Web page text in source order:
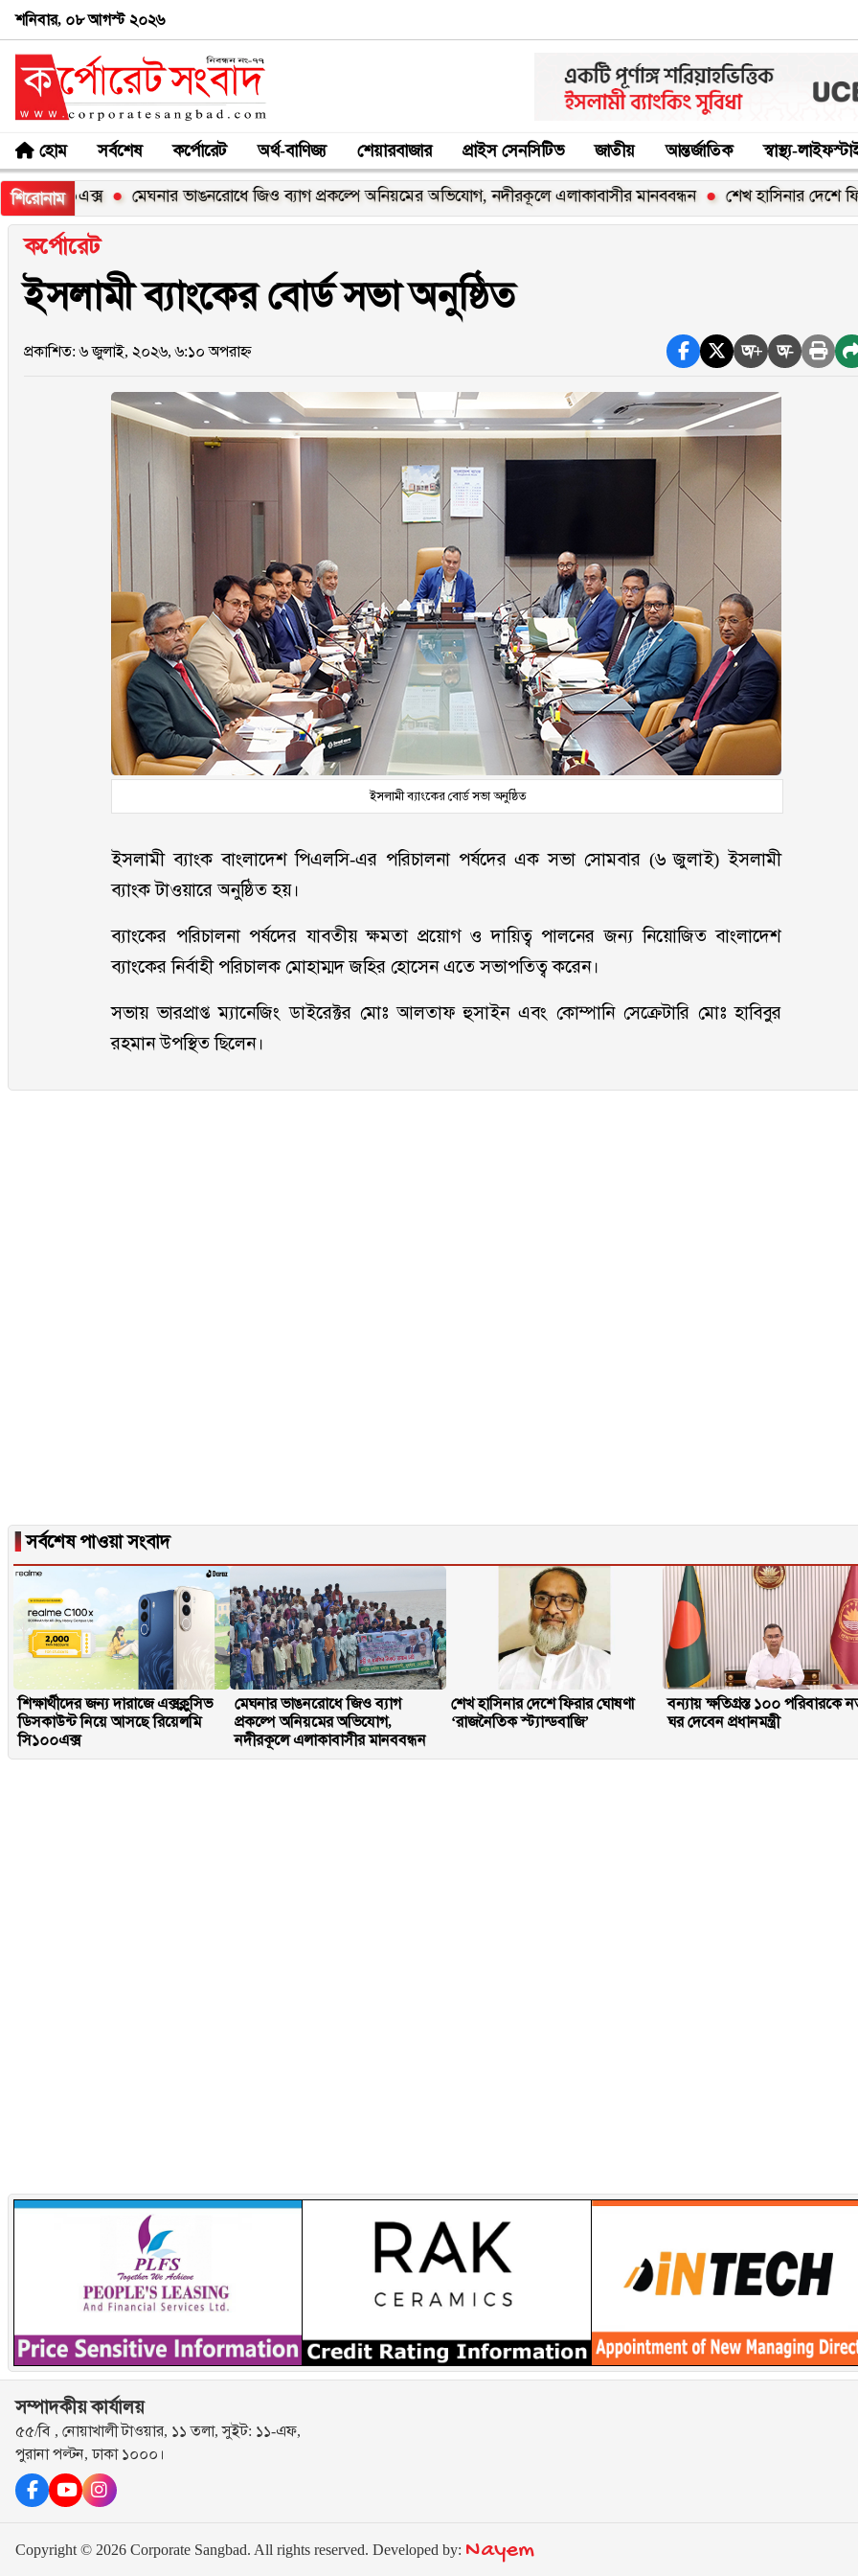
শনিবার, ০৮ আগস্ট ২০২৬
হোম সর্বশেষ কর্পোরেট অর্থ-বাণিজ্য শেয়ারবাজার প্রাইস সেনসিটিভ জাতীয় আন্তর্জাতিক স্বাস্থ্য-
শিরোনাম মেঘনার ভাঙনরোধে জিও ব্যাগ প্রকল্পে অনিয়মের অভিযোগ, নদীরকূলে এলাকাবাসীর মানববন্ধন শেখ হাসিনার দেশে ফিরার
কর্পোরেট
ইসলামী ব্যাংকের বোর্ড সভা অনুষ্ঠিত
প্রকাশিত: ৬ জুলাই, ২০২৬, ৬:১০ অপরাহ্ন অ+ অ-
ইসলামী ব্যাংকের বোর্ড সভা অনুষ্ঠিত
ইসলামী ব্যাংক বাংলাদেশ পিএলসি-এর পরিচালনা পর্ষদের এক সভা সোমবার (৬ জুলাই) ইসলামী
ব্যাংক টাওয়ারে অনুষ্ঠিত হয়।
ব্যাংকের পরিচালনা পর্ষদের যাবতীয় ক্ষমতা প্রয়োগ ও দায়িত্ব পালনের জন্য নিয়োজিত বাংলাদেশ
ব্যাংকের নির্বাহী পরিচালক মোহাম্মদ জহির হোসেন এতে সভাপতিত্ব করেন।
সভায় ভারপ্রাপ্ত ম্যানেজিং ডাইরেক্টর মোঃ আলতাফ হুসাইন এবং কোম্পানি সেক্রেটারি মোঃ হাবিবুর
রহমান উপস্থিত ছিলেন।
▐সর্বশেষ পাওয়া সংবাদ
শিক্ষার্থীদের জন্য দারাজে এক্সক্লুসিভ
ডিসকাউন্ট নিয়ে আসছে রিয়েলমি
সি১০০এক্স
মেঘনার ভাঙনরোধে জিও ব্যাগ
প্রকল্পে অনিয়মের অভিযোগ,
নদীরকূলে এলাকাবাসীর মানববন্ধন
শেখ হাসিনার দেশে ফিরার ঘোষণা
‘রাজনৈতিক স্ট্যান্ডবাজি’
বন্যায় ক্ষতিগ্রস্ত ১০০ পরিবারকে
ঘর দেবেন প্রধানমন্ত্রী
সম্পাদকীয় কার্যালয়
৫৫/বি , নোয়াখালী টাওয়ার, ১১ তলা, সুইট: ১১-এফ,
পুরানা পল্টন, ঢাকা ১০০০।
Copyright © 2026 Corporate Sangbad. All rights reserved. Developed by: Nayem